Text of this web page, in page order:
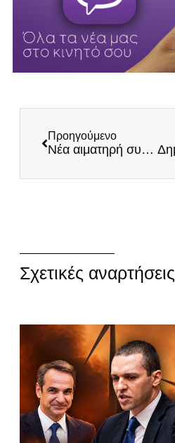
Προηγούμενο
Νέα αιματηρή συμπλοκή σε «δομή φιλοξενίας»: Η ΝΔ μετέτρεψε τη χώρα σε αποθήκη λαθρομεταναστών
Σχετικές αναρτήσεις